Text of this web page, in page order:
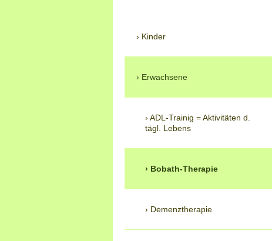
Kinder
Erwachsene
ADL-Trainig = Aktivitäten d.
tägl. Lebens
Bobath-Therapie
Demenztherapie